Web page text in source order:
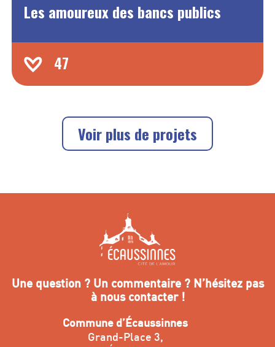
Les amoureux des bancs publics
47
Voir plus de projets
Une question ? Un commentaire ? N’hésitez pas
à nous contacter !
Commune d’Écaussinnes
Grand-Place 3,